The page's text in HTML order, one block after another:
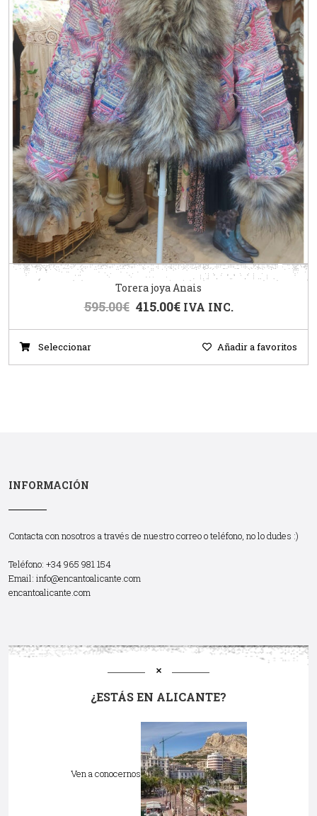
Torera joya Anais
595.00€ 415.00€ IVA INC.
Seleccionar Añadir a favoritos
INFORMACIÓN
Contacta con nosotros a través de nuestro correo o teléfono, no lo dudes :)
Teléfono: +34 965 981 154
Email: info@encantoalicante.com
encantoalicante.com
¿ESTÁS EN ALICANTE?
Ven a conocernos